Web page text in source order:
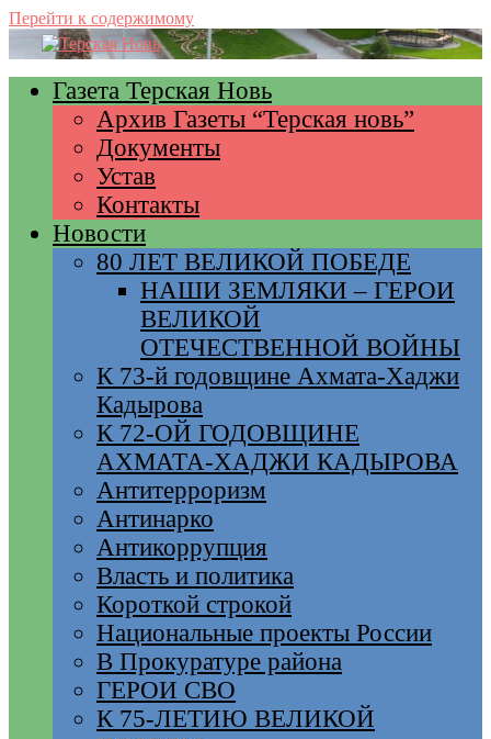
Перейти к содержимому
Газета Терская Новь
Архив Газеты “Терская новь”
Документы
Устав
Контакты
Новости
80 ЛЕТ ВЕЛИКОЙ ПОБЕДЕ
НАШИ ЗЕМЛЯКИ – ГЕРОИ
ВЕЛИКОЙ
ОТЕЧЕСТВЕННОЙ ВОЙНЫ
К 73-й годовщине Ахмата-Хаджи
Кадырова
К 72-ОЙ ГОДОВЩИНЕ
АХМАТА-ХАДЖИ КАДЫРОВА
Антитерроризм
Антинарко
Антикоррупция
Власть и политика
Короткой строкой
Национальные проекты России
В Прокуратуре района
ГЕРОИ СВО
К 75-ЛЕТИЮ ВЕЛИКОЙ